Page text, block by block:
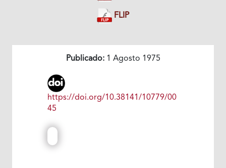
FLIP
Publicado:1 Agosto 1975
https://doi.org/10.38141/10779/00
45